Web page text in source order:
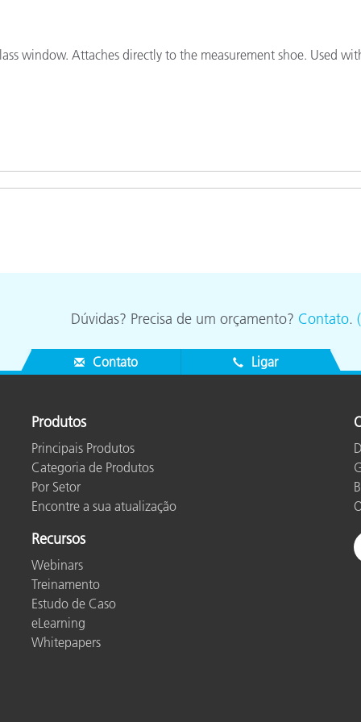
Materiais de Construção
window. Attaches directly to the measurement shoe. Used
Dúvidas? Precisa de um orçamento? Contato.
Contato Ligar
Produtos
Principais Produtos
Categoria de Produtos
Por Setor
Encontre a sua atualização
Recursos
Webinars
Treinamento
Estudo de Caso
eLearning
Whitepapers